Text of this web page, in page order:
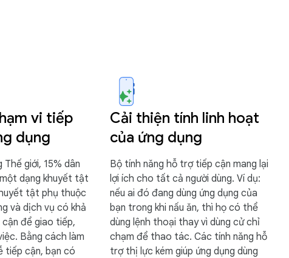
vi tiếp
dụng
giới, 15% dân
dạng khuyết tật
tật phụ thuộc
và dịch vụ có khả
để giao tiếp,
Bằng cách làm
tiếp cận, bạn có
Cải thiện tính linh hoạt
của ứng dụng
Bộ tính năng hỗ trợ tiếp cận mang lại
lợi ích cho tất cả người dùng. Ví dụ:
nếu ai đó đang dùng ứng dụng của
bạn trong khi nấu ăn, thì họ có thể
dùng lệnh thoại thay vì dùng cử chỉ
chạm để thao tác. Các tính năng hỗ
trợ thị lực kém giúp ứng dụng dùng